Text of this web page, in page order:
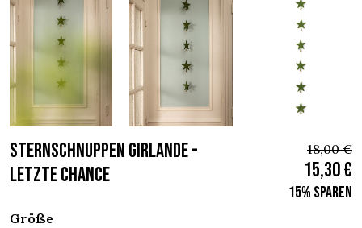
STERNSCHNUPPEN GIRLANDE -
Letzte chance
18,00 €
15,30 €
15% sparen
Größe